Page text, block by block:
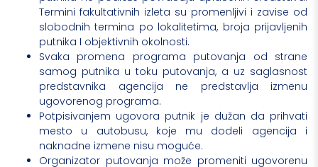
Termini fakultativnih izleta su promenljivi i zavise od
slobodnih termina po lokalitetima, broja prijavljenih
putnika I objektivnih okolnosti.
Svaka promena programa putovanja od strane
samog putnika u toku putovanja, a uz saglasnost
predstavnika agencija ne predstavlja izmenu
ugovorenog programa.
Potpisivanjem ugovora putnik je dužan da prihvati
mesto u autobusu, koje mu dodeli agencija i
naknadne izmene nisu moguće.
Organizator putovanja može promeniti ugovorenu